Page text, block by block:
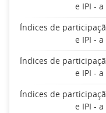
e IPI -
Índices de
e IPI -
Índices de
e IPI -
Índices de
e IPI -